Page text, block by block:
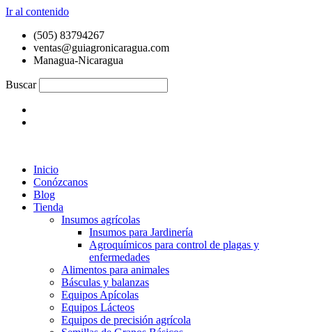
Ir al contenido
(505) 83794267
ventas@guiagronicaragua.com
Managua-Nicaragua
Buscar
Inicio
Conózcanos
Blog
Tienda
Insumos agrícolas
Insumos para Jardinería
Agroquímicos para control de plagas y
enfermedades
Alimentos para animales
Básculas y balanzas
Equipos Apícolas
Equipos Lácteos
Equipos de precisión agrícola